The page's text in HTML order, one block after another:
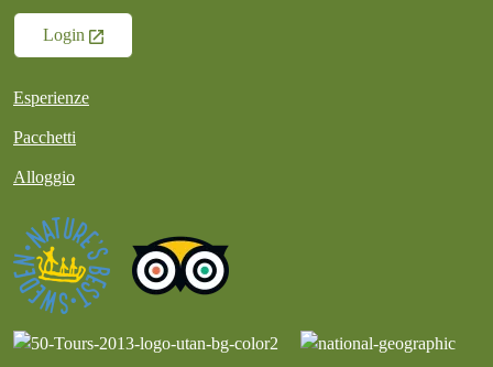
Login
Esperienze
Pacchetti
Alloggio